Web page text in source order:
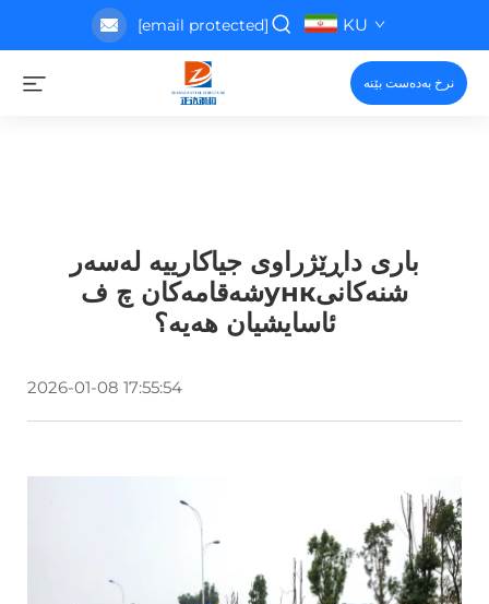
[email protected] KU
نرخ بەدەست بێنە
باری داڕێژراوی جیاکارییە لەسەر
شەقامەکان چ فункشنەکانی
ئاسایشیان هەیە؟
2026-01-08 17:55:54